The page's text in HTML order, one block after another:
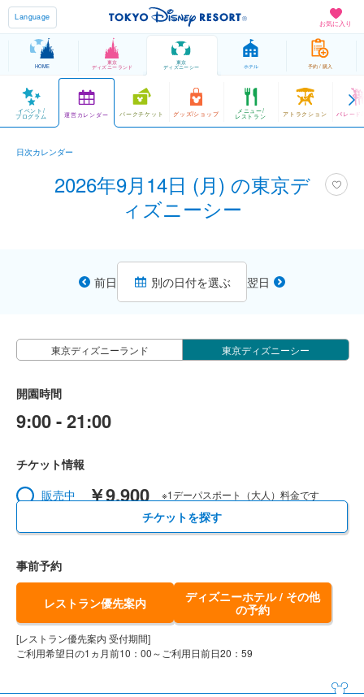
お気に入り
Language
HOME
東京
ディズニーランド
東京
ディズニーシー ホテル 予約 / 購入
イベント/
プログラム 運営カレンダー パークチケット グッズ/ショップ メニュー/
レストラン アトラクション パレード
日次カレンダー
2026年9月14日 (月) の東京デ
ィズニーシー
前日 別の日付を選ぶ 翌日
東京ディズニーランド 東京ディズニーシー
開園時間
9:00 - 21:00
チケット情報
販売中
￥9,900 ※1デーパスポート（大人）料金です
チケットを探す
事前予約
レストラン優先案内
ディズニーホテル / その他
の予約
[レストラン優先案内 受付期間]
ご利用希望日の1ヵ月前10：00～ご利用日前日20：59